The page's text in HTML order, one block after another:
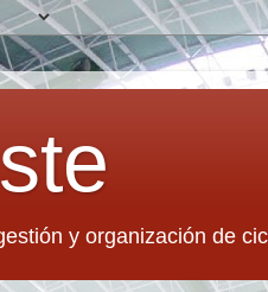
y organización de